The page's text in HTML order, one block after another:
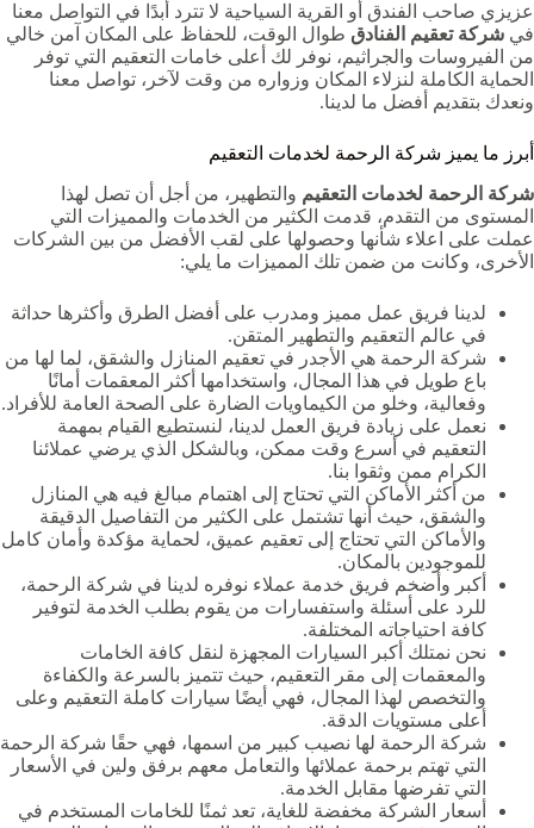
عزيزي صاحب الفندق أو القرية السياحية لا تترد أبدًا في التواصل معنا
في شركة تعقيم الفنادق طوال الوقت، للحفاظ على المكان آمن خالي
من الفيروسات والجراثيم، نوفر لك أعلى خامات التعقيم التي توفر
الحماية الكاملة لنزلاء المكان وزواره من وقت لآخر، تواصل معنا
ونعدك بتقديم أفضل ما لدينا.
أبرز ما يميز شركة الرحمة لخدمات التعقيم
شركة الرحمة لخدمات التعقيم والتطهير، من أجل أن تصل لهذا
المستوى من التقدم، قدمت الكثير من الخدمات والمميزات التي
عملت على اعلاء شأنها وحصولها على لقب الأفضل من بين الشركات
الأخرى، وكانت من ضمن تلك المميزات ما يلي:
لدينا فريق عمل مميز ومدرب على أفضل الطرق وأكثرها حداثة
في عالم التعقيم والتطهير المتقن.
شركة الرحمة هي الأجدر في تعقيم المنازل والشقق، لما لها من
باع طويل في هذا المجال، واستخدامها أكثر المعقمات أمانًا
وفعالية، وخلو من الكيماويات الضارة على الصحة العامة للأفراد.
نعمل على زيادة فريق العمل لدينا، لنستطيع القيام بمهمة
التعقيم في أسرع وقت ممكن، وبالشكل الذي يرضي عملائنا
الكرام ممن وثقوا بنا.
من أكثر الأماكن التي تحتاج إلى اهتمام مبالغ فيه هي المنازل
والشقق، حيث أنها تشتمل على الكثير من التفاصيل الدقيقة
والأماكن التي تحتاج إلى تعقيم عميق، لحماية مؤكدة وأمان كامل
للموجودين بالمكان.
أكبر وأضخم فريق خدمة عملاء نوفره لدينا في شركة الرحمة،
للرد على أسئلة واستفسارات من يقوم بطلب الخدمة لتوفير
كافة احتياجاته المختلفة.
نحن نمتلك أكبر السيارات المجهزة لنقل كافة الخامات
والمعقمات إلى مقر التعقيم، حيث تتميز بالسرعة والكفاءة
والتخصص لهذا المجال، فهي أيضًا سيارات كاملة التعقيم وعلى
أعلى مستويات الدقة.
شركة الرحمة لها نصيب كبير من اسمها، فهي حقًا شركة الرحمة
التي تهتم برحمة عملائها والتعامل معهم برفق ولين في الأسعار
التي تفرضها مقابل الخدمة.
أسعار الشركة مخفضة للغاية، تعد ثمنًا للخامات المستخدم في